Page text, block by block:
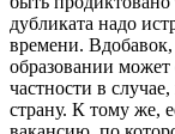
дубликата надо
времени.
образовании
частности в
страну. К тому же,